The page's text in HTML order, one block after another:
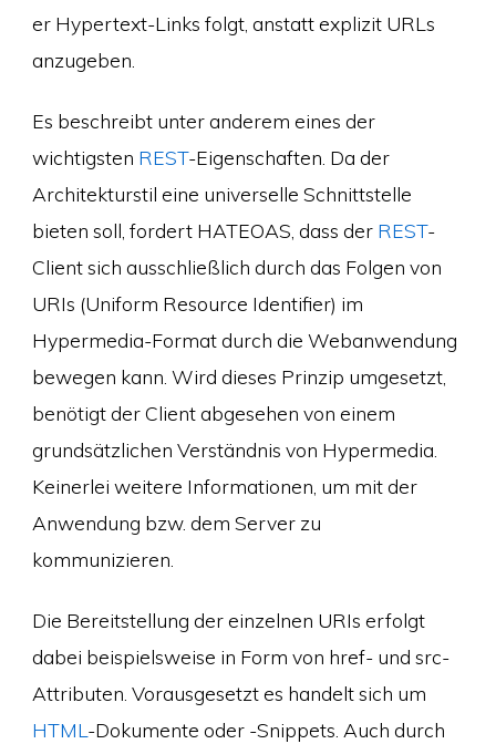
er Hypertext-Links folgt, anstatt explizit URLs
anzugeben.
Es beschreibt unter anderem eines der
wichtigsten REST-Eigenschaften. Da der
Architekturstil eine universelle Schnittstelle
bieten soll, fordert HATEOAS, dass der REST-
Client sich ausschließlich durch das Folgen von
URIs (Uniform Resource Identifier) im
Hypermedia-Format durch die Webanwendung
bewegen kann. Wird dieses Prinzip umgesetzt,
benötigt der Client abgesehen von einem
grundsätzlichen Verständnis von Hypermedia.
Keinerlei weitere Informationen, um mit der
Anwendung bzw. dem Server zu
kommunizieren.
Die Bereitstellung der einzelnen URIs erfolgt
dabei beispielsweise in Form von href- und src-
Attributen. Vorausgesetzt es handelt sich um
HTML -Dokumente oder -Snippets. Auch durch